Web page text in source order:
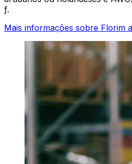
ƒ.
Mais informações sobre Florim